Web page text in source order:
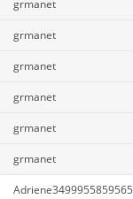
grmanet
grmanet
grmanet
grmanet
grmanet
grmanet
Adriene3499955859565